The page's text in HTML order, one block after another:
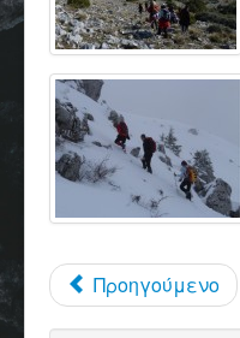
Επικοινωνία
Προηγούμενο